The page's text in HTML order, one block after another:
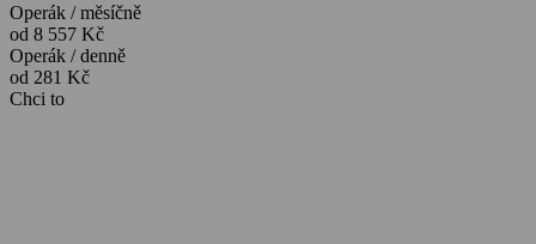
Operák / měsíčně
od 8 557 Kč
Operák / denně
od 281 Kč
Chci to